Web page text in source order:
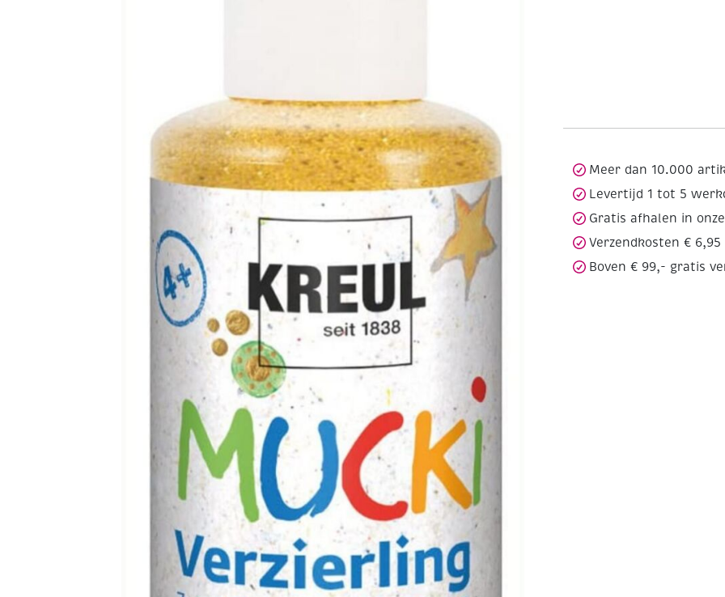
Meer dan 10.000
Levertijd 1 tot 5
Gratis afhalen in
Verzendkosten € 6,95
Boven € 99,- gratis